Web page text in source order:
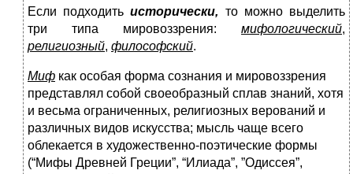
Если подходитьисторически, то можно выделить
три типа мировоззрения: мифологический,
религиозный, философский.
Миф как особая форма сознания и мировоззрения
представлял собой своеобразный сплав знаний, хотя
и весьма ограниченных, религиозных верований и
различных видов искусства; мысль чаще всего
облекается в художественно-поэтические формы
(“Мифы Древней Греции”, “Илиада”, ”Одиссея”,